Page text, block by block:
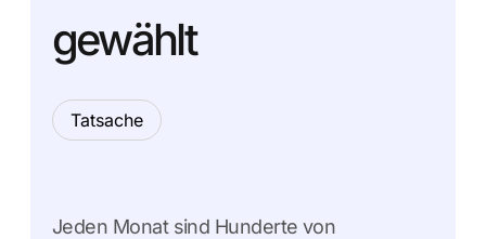
gewählt
Tatsache
Jeden Monat sind Hunderte von